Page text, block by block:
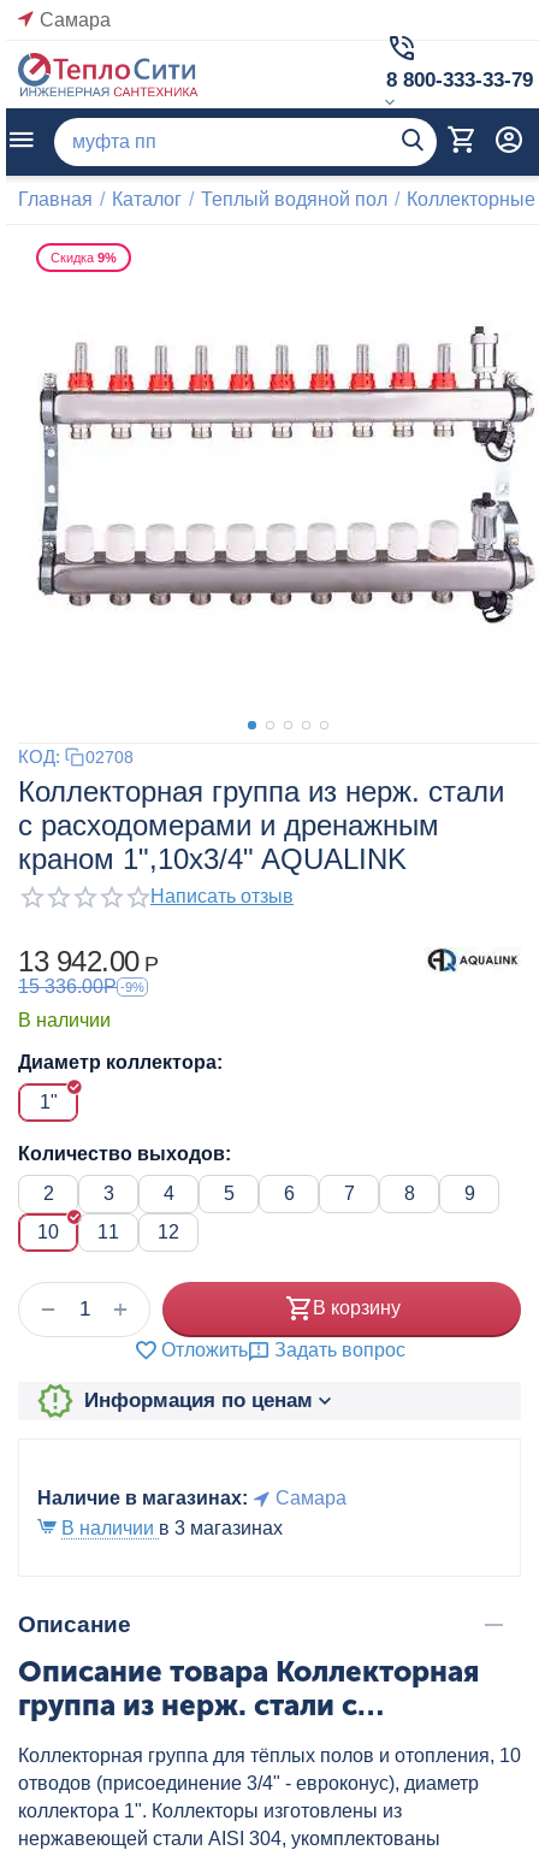
Самара
8 800-333-33-79
Главная / Каталог / Теплый водяной пол /
Скидка 9%
КОД: 02708
Коллекторная группа из нерж. стали
с расходомерами и дренажным
краном 1",10x3/4" AQUALINK
Написать отзыв
13 942.00 Р
15 336.00Р -9%
В наличии
Диаметр коллектора:
1"
Количество выходов:
2
3 4 5 6 7 8
9
10
11 12
+
− В корзину
Отложить Задать вопрос
Информация по ценам
Наличие в магазинах:
Самара
В наличии в 3 магазинах
Описание
Описание товара Коллекторная
группа из нерж. стали с
краном 1",10x3/4" AQUALINK,
артикул: 02708
Коллекторная группа для тёплых полов и отопления, 10
отводов (присоединение 3/4" - евроконус), диаметр
коллектора 1". Коллекторы изготовлены из
нержавеющей стали AISI 304, укомплектованы